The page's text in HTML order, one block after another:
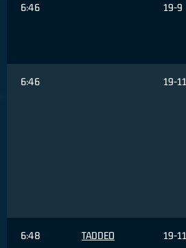
6:46 19-9
6:46 19-11
6:48
TADDEO
19-11